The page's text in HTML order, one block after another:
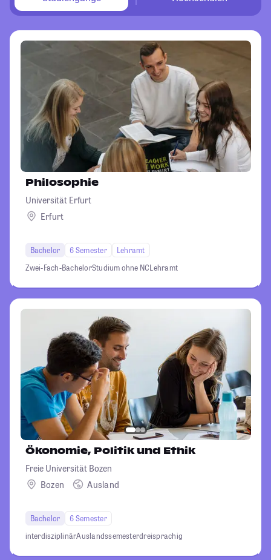
Philosophie
Universität Erfurt
Erfurt
Bachelor 6 Semester
Lehramt
Zwei-Fach-BachelorStudium ohne NCLehramt
Ökonomie, Politik und Ethik
Freie Universität Bozen
Bozen
Ausland
Bachelor
6 Semester
interdisziplinärAuslandssemesterdreisprachig